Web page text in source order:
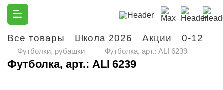
Все товары Школа 2026 Акции 0-12
Футболки, рубашки Футболка, арт.: ALI 6239
Футболка, арт.: ALI 6239